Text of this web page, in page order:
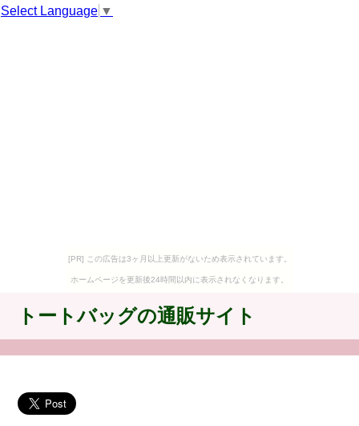
Select Language ▼
[PR] この広告は3ヶ月以上更新がないため表示されています。
ホームページを更新後24時間以内に表示されなくなります。
トートバッグの通販サイト